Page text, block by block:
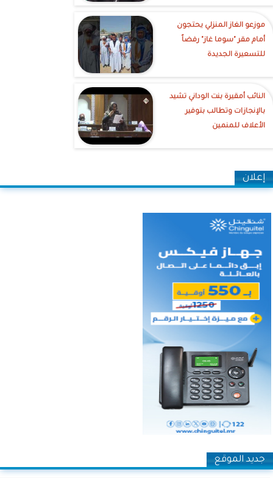
موزعو الغاز المنزلي يحتجون
أمام مقر "سوما غاز" رفضاً
للتسعيرة الجديدة
النائب أمقيرة بنت الوداني تشيد
بالإنجازات وتطالب بتوفير
الأعلاف للمنمين
إعلان
جديد الموقع